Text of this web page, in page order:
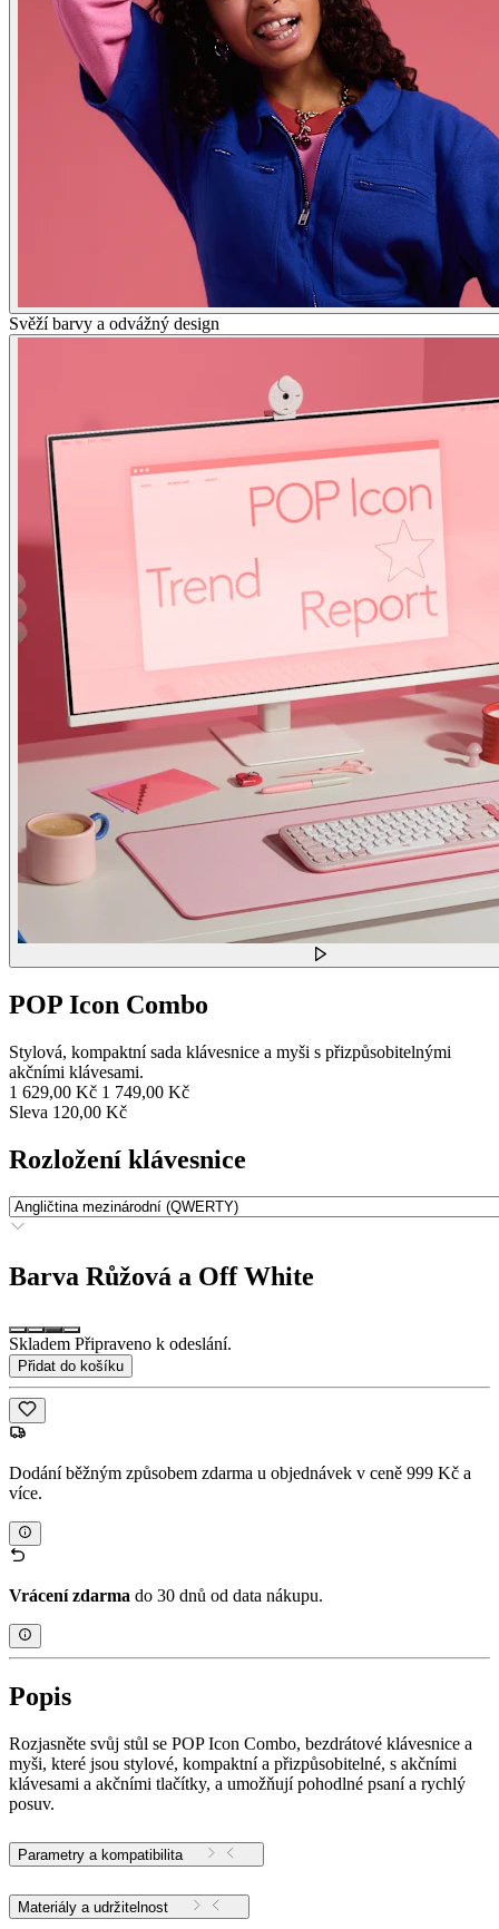
Svěží barvy a odvážný design
POP Icon Combo
Stylová, kompaktní sada klávesnice a myši s přizpůsobitelnými
akčními klávesami.
1 629,00 Kč 1 749,00 Kč
Sleva 120,00 Kč
Rozložení klávesnice
Barva Růžová a Off White
Skladem Připraveno k odeslání.
Přidat do košíku
Dodání běžným způsobem zdarma u objednávek v ceně 999 Kč a
více.
Vrácení zdarma do 30 dnů od data nákupu.
Popis
Rozjasněte svůj stůl se POP Icon Combo, bezdrátové klávesnice a
myši, které jsou stylové, kompaktní a přizpůsobitelné, s akčními
klávesami a akčními tlačítky, a umožňují pohodlné psaní a rychlý
posuv.
Parametry a kompatibilita
Materiály a udržitelnost